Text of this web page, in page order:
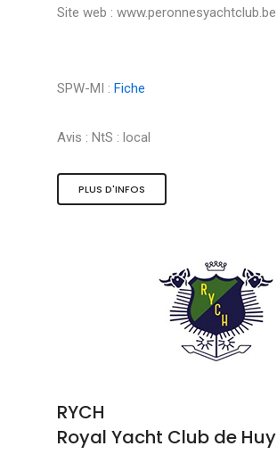
Site web : www.peronnesyachtclub.be
SPW-MI : Fiche
Avis : NtS : local
PLUS D'INFOS
RYCH
Royal Yacht Club de Huy